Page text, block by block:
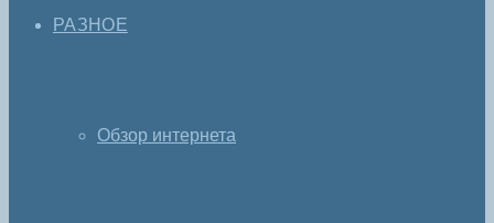
РАЗНОЕ
Обзор интернета